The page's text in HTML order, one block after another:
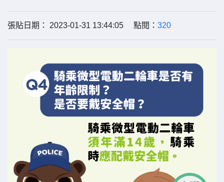
張貼日期： 2023-01-31 13:44:05 點閱： 320